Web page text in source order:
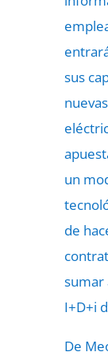
sus
un
de
sumar
I+D+i
De